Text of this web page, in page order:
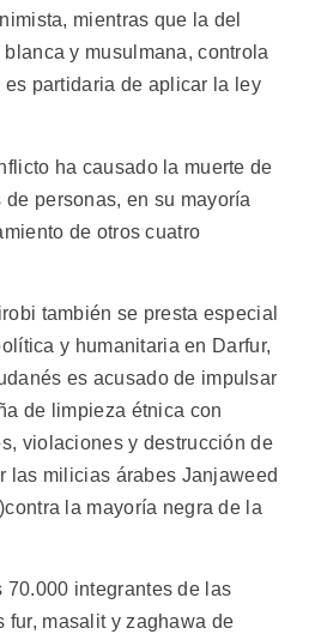
mientras que la del
y musulmana, controla
partidaria de aplicar la ley
ha causado la muerte de
personas, en su mayoría
de otros cuatro
también se presta especial
y humanitaria en Darfur,
es acusado de impulsar
de limpieza étnica con
violaciones y destrucción de
las milicias árabes Janjaweed
la mayoría negra de la
70.000 integrantes de las
fur, masalit y zaghawa de